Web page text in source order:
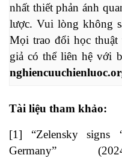
nhất thiết phản ánh
lược. Vui lòng không
Mọi trao đổi học thuật
Tài liệu tham khảo:
[1] “Zelensky signs
Germany”